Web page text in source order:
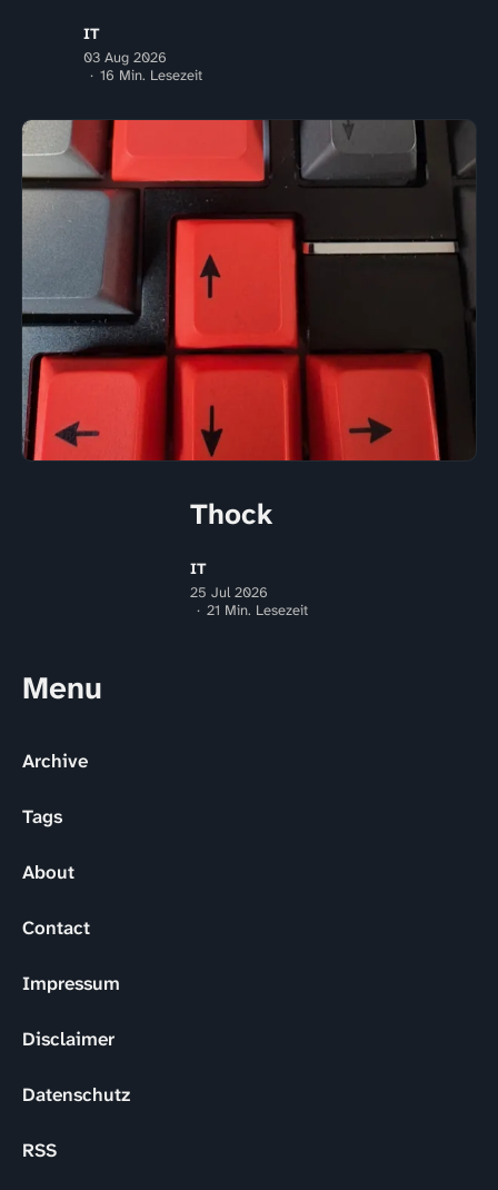
IT
03 Aug 2026
16 Min. Lesezeit
Thock
IT
25 Jul 2026
21 Min. Lesezeit
Menu
Archive
Tags
About
Contact
Impressum
Disclaimer
Datenschutz
RSS